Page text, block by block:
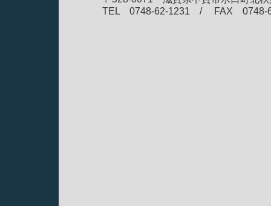
TEL 0748-62-1231 / FAX 0748-